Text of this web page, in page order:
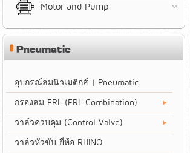
Motor and Pump
Pneumatic
อุปกรณ์ลมนิวเมติกส์ | Pneumatic
กรองลม FRL (FRL Combination)
วาล์วควบคุม (Control Valve)
วาล์วหัวขับ ยี่ห้อ RHINO